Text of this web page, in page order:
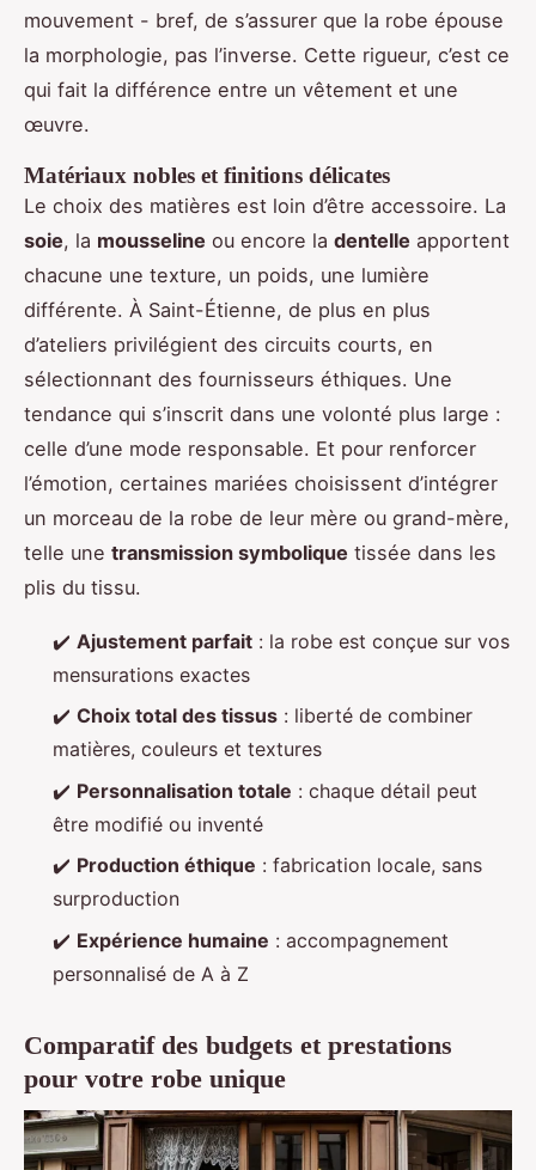
mouvement - bref, de s’assurer que la robe épouse
la morphologie, pas l’inverse. Cette rigueur, c’est ce
qui fait la différence entre un vêtement et une
œuvre.
Matériaux nobles et finitions délicates
Le choix des matières est loin d’être accessoire. La
soie, la mousseline ou encore la dentelle apportent
chacune une texture, un poids, une lumière
différente. À Saint-Étienne, de plus en plus
d’ateliers privilégient des circuits courts, en
sélectionnant des fournisseurs éthiques. Une
tendance qui s’inscrit dans une volonté plus large :
celle d’une mode responsable. Et pour renforcer
l’émotion, certaines mariées choisissent d’intégrer
un morceau de la robe de leur mère ou grand-mère,
telle une transmission symbolique tissée dans les
plis du tissu.
✔️ Ajustement parfait : la robe est conçue sur vos
mensurations exactes
✔️ Choix total des tissus : liberté de combiner
matières, couleurs et textures
✔️ Personnalisation totale : chaque détail peut
être modifié ou inventé
✔️ Production éthique : fabrication locale, sans
surproduction
✔️ Expérience humaine : accompagnement
personnalisé de A à Z
Comparatif des budgets et prestations
pour votre robe unique